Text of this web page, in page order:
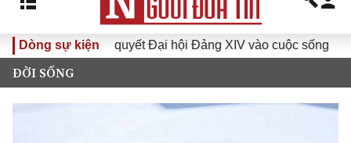
Dòng sự kiện
Đưa Nghị quyết Đại hội Đảng XIV vào cuộc sống
ĐỜI SỐNG